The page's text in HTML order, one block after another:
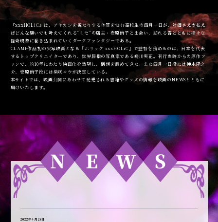
『xxxHOLiC』は、アヤカシを視たりする体質を悩む高校生の四月一日が、対価さえ支払え
ばどんな願いでも叶えてくれる“ミセ“の店主・壱原侑子と出会い、訪れる客とともに様々な
怪奇現象に巻き込まれていくダークファンタジーである。
CLAMP作品初の実写映画となる『ホリック xxxHOLiC』で監督を務めるのは、日本を代表
するトップクリエイターであり、世界屈指の写真家である蜷川実花。刊行当時からの原作フ
ァンで、約10年にわたり映画化を熱望し、構想を温めてきた。また四月一日役には神木隆之
介、壱原侑子役には柴咲コウが決定している。
本サイトでは、映画公開にあわせて発売される書籍やグッズの情報を映画のNEWSとともに
届けいたします。
2022年4月28日